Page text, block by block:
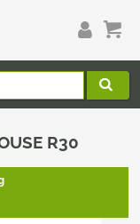
R30